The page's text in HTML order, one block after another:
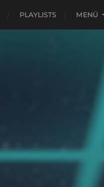
PLAYLISTS MENÜ